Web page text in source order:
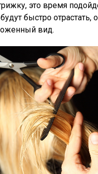
это время
быстро отрастать,
вид.